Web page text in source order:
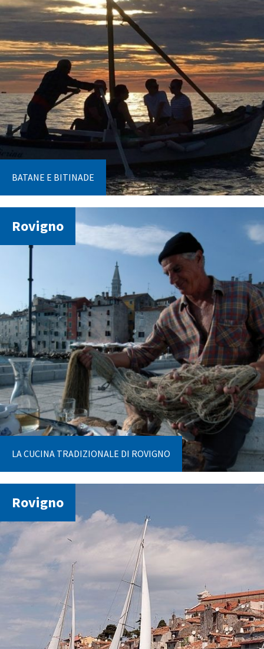
BATANE E BITINADE
Rovigno
LA CUCINA TRADIZIONALE DI ROVIGNO
Rovigno